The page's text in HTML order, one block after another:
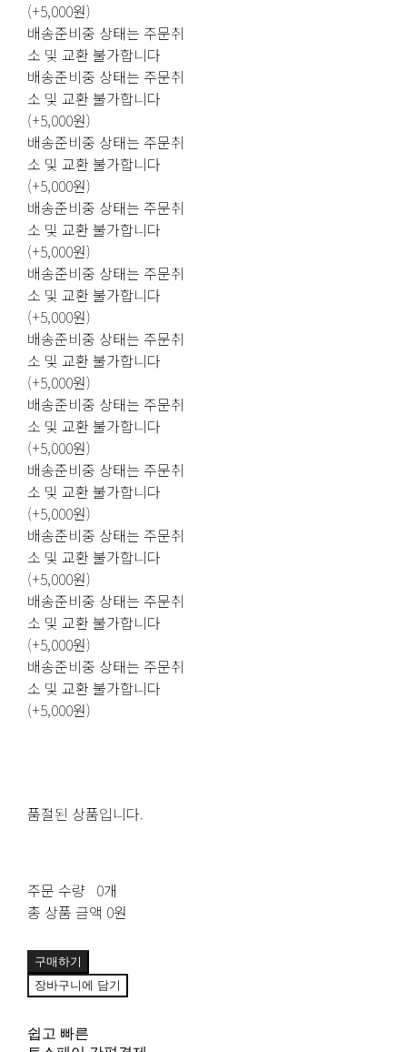
(+5,000원)
배송준비중 상태는 주문취
소 및 교환 불가합니다
배송준비중 상태는 주문취
소 및 교환 불가합니다
(+5,000원)
배송준비중 상태는 주문취
소 및 교환 불가합니다
(+5,000원)
배송준비중 상태는 주문취
소 및 교환 불가합니다
(+5,000원)
배송준비중 상태는 주문취
소 및 교환 불가합니다
(+5,000원)
배송준비중 상태는 주문취
소 및 교환 불가합니다
(+5,000원)
배송준비중 상태는 주문취
소 및 교환 불가합니다
(+5,000원)
배송준비중 상태는 주문취
소 및 교환 불가합니다
(+5,000원)
배송준비중 상태는 주문취
소 및 교환 불가합니다
(+5,000원)
배송준비중 상태는 주문취
소 및 교환 불가합니다
(+5,000원)
배송준비중 상태는 주문취
소 및 교환 불가합니다
(+5,000원)
품절된 상품입니다.
주문 수량 0개
총 상품 금액 0원
구매하기
장바구니에 담기
쉽고 빠른